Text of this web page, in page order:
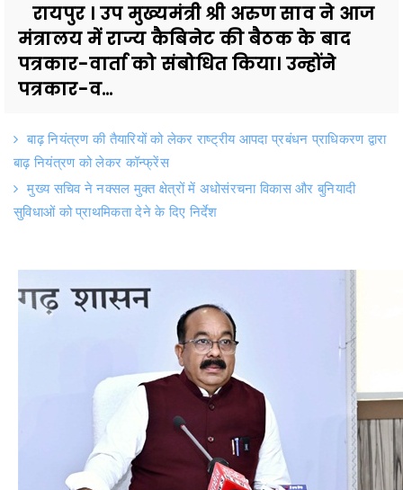
रायपुर । उप मुख्यमंत्री श्री अरुण साव ने आज
मंत्रालय में राज्य कैबिनेट की बैठक के बाद
पत्रकार-वार्ता को संबोधित किया। उन्होंने
पत्रकार-व...
बाढ़ नियंत्रण की तैयारियों को लेकर राष्ट्रीय आपदा प्रबंधन प्राधिकरण द्वारा
बाढ़ नियंत्रण को लेकर कॉन्फ्रेंस
मुख्य सचिव ने नक्सल मुक्त क्षेत्रों में अधोसंरचना विकास और बुनियादी
सुविधाओं को प्राथमिकता देने के दिए निर्देश